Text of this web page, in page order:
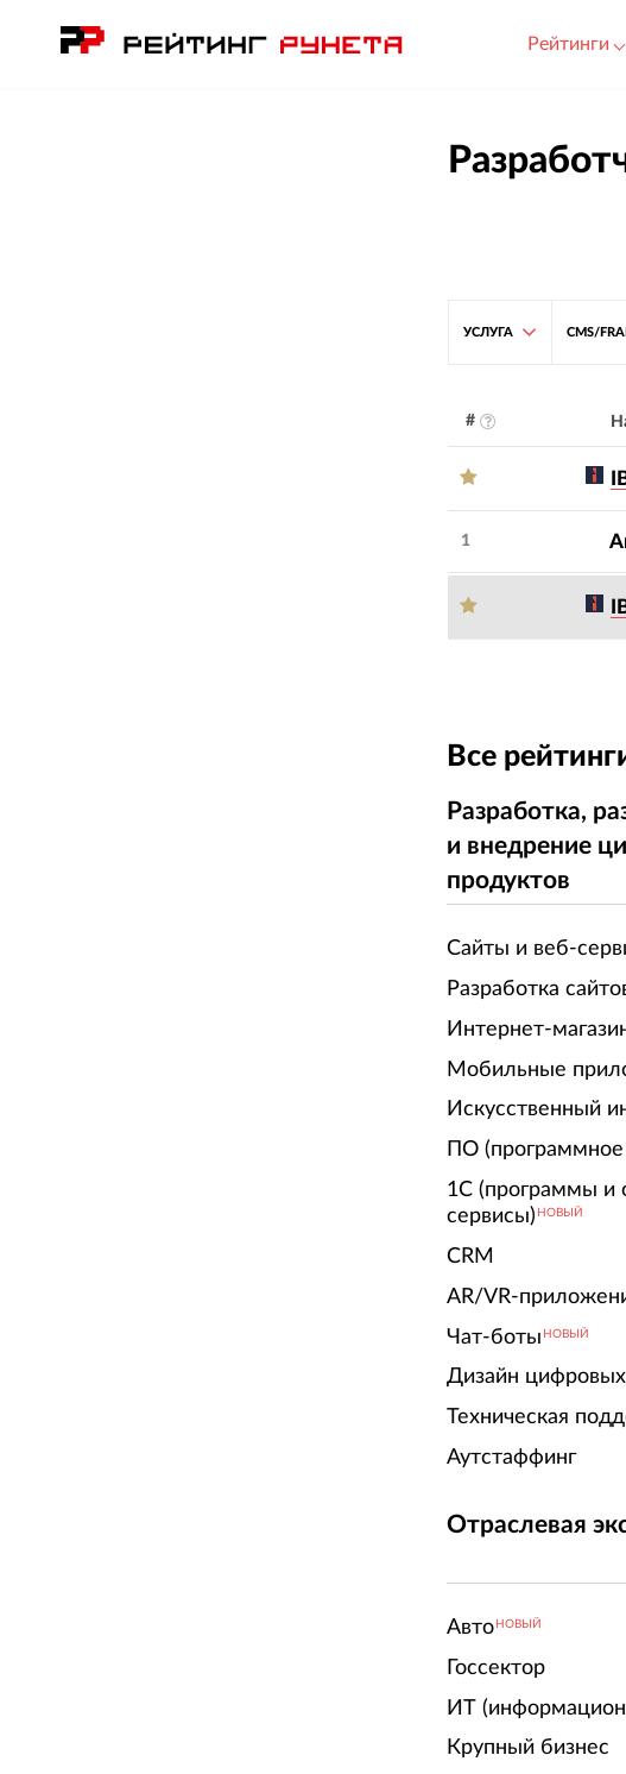
Рейтинги
УСЛУГА CMS/
#
1
Все
Разработка,
и внедрение
продуктов
Сайты и веб-
Разработка
Интернет-
Мобильные
Искусственный
ПО (программное
1С (программы и
сервисы) НОВЫЙ
CRM
AR/VR-
Чат-боты НОВЫЙ
Дизайн
Техническая
Аутстаффинг
Отраслевая
Авто НОВЫЙ
Госсектор
ИТ
Крупный бизнес